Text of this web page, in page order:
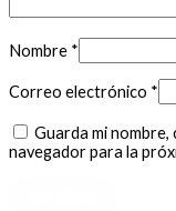
Nombre *
Correo electrónico *
Guarda mi
navegador para la